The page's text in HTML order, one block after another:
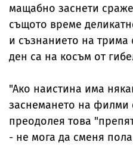
мащабно заснети
същото време
и съзнанието на трима
ден са на косъм от
"Ако наистина има
заснемането на филми
преодолея това
- не мога да сменя